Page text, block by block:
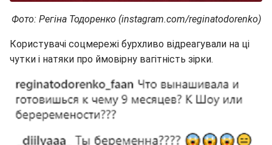
Фото: Регіна Тодоренко (instagram.com/reginatodorenko)
Користувачі соцмережі бурхливо відреагували на ці
чутки і натяки про ймовірну вагітність зірки.